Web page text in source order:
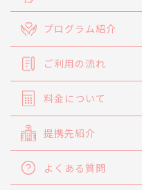
プログラム紹介
ご利用の流れ
料金について
提携先紹介
よくある質問